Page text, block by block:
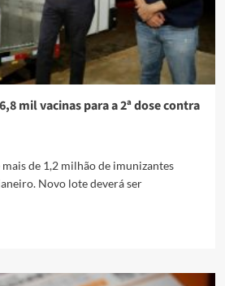
mil vacinas para a 2ª dose contra
de 1,2 milhão de imunizantes
Novo lote deverá ser